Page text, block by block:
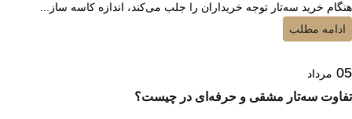
هنگام خرید سه‌تار توجه خریداران را جلب می‌کند، اندازه کاسه ساز...
ادامه مطلب
05 مرداد
تفاوت سه‌تار مشقی و حرفه‌ای در چیست؟